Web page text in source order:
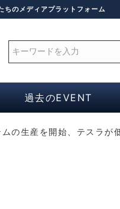
ちのメディアプラットフォーム
過去のEVENT
の生産を開始、テスラが